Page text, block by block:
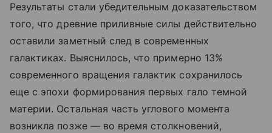
Результаты стали убедительным доказательством
того, что древние приливные силы действительно
оставили заметный след в современных
галактиках. Выяснилось, что примерно 13%
современного вращения галактик сохранилось
еще с эпохи формирования первых гало темной
материи. Остальная часть углового момента
возникла позже — во время столкновений,